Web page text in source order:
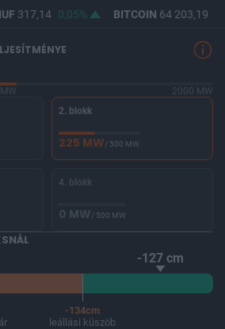
317,14 0,05% BITCOIN 64 203,19
2000 MW
2. blokk
225 MW/ 500 MW
4. blokk
0 MW/ 500 MW
-127 cm
-134cm
leállási küszöb